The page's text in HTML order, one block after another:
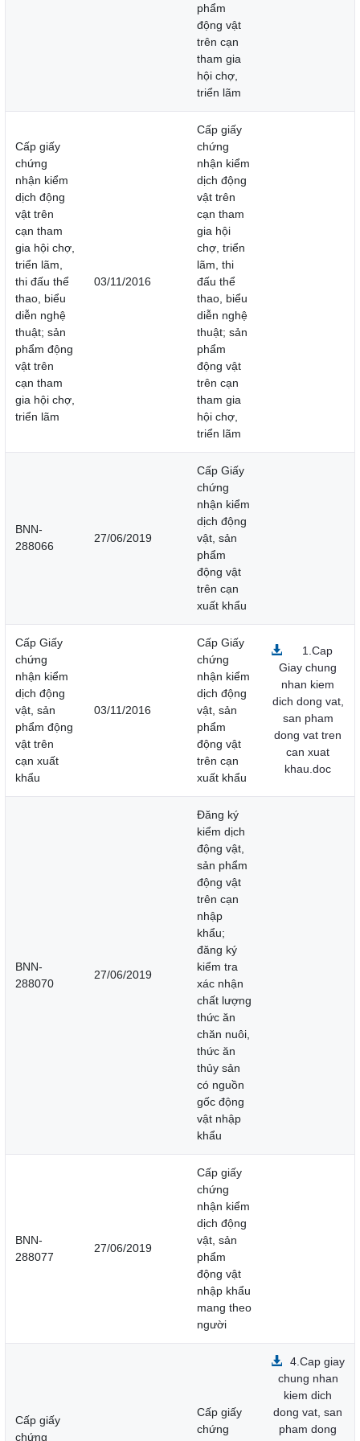
phẩm
động vật
trên cạn
tham gia
hội chợ,
triển lãm
Cấp giấy
chứng
nhận kiểm
dịch động
vật trên
cạn tham
gia hội chợ,
triển lãm,
thi đấu thể
thao, biểu
diễn nghệ
thuật; sản
phẩm động
vật trên
cạn tham
gia hội chợ,
triển lãm
03/11/2016
Cấp giấy
chứng
nhận kiểm
dịch động
vật trên
cạn tham
gia hội
chợ, triển
lãm, thi
đấu thể
thao, biểu
diễn nghệ
thuật; sản
phẩm
động vật
trên cạn
tham gia
hội chợ,
triển lãm
BNN-
288066
27/06/2019
Cấp Giấy
chứng
nhận kiểm
dịch động
vật, sản
phẩm
động vật
trên cạn
xuất khẩu
Cấp Giấy
chứng
nhận kiểm
dịch động
vật, sản
phẩm động
vật trên
cạn xuất
khẩu
03/11/2016
Cấp Giấy
chứng
nhận kiểm
dịch động
vật, sản
phẩm
động vật
trên cạn
xuất khẩu
1.Cap
Giay chung
nhan kiem
dich dong vat,
san pham
dong vat tren
can xuat
khau.doc
BNN-
288070
27/06/2019
Đăng ký
kiểm dịch
động vật,
sản phẩm
động vật
trên cạn
nhập
khẩu;
đăng ký
kiểm tra
xác nhận
chất lượng
thức ăn
chăn nuôi,
thức ăn
thủy sản
có nguồn
gốc động
vật nhập
khẩu
BNN-
288077
27/06/2019
Cấp giấy
chứng
nhận kiểm
dịch động
vật, sản
phẩm
động vật
nhập khẩu
mang theo
người
Cấp giấy
chứng
Cấp giấy
chứng
4.Cap giay
chung nhan
kiem dich
dong vat, san
pham dong